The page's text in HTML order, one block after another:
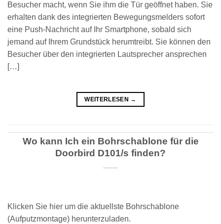
Besucher macht, wenn Sie ihm die Tür geöffnet haben. Sie
erhalten dank des integrierten Bewegungsmelders sofort
eine Push-Nachricht auf Ihr Smartphone, sobald sich
jemand auf Ihrem Grundstück herumtreibt. Sie können den
Besucher über den integrierten Lautsprecher ansprechen
[…]
WEITERLESEN →
Wo kann Ich ein Bohrschablone für die
Doorbird D101/s finden?
Klicken Sie hier um die aktuellste Bohrschablone
(Aufputzmontage) herunterzuladen.